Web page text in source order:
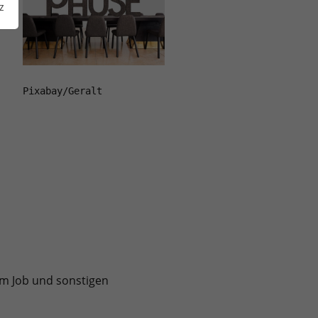
Pixabay/Geralt
Job und sonstigen